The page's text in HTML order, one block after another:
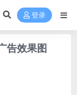
登录
告效果图